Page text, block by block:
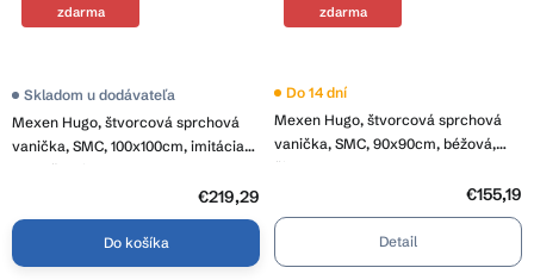
zdarma
Mexen Hugo, štvorcová sprchová
vanička, SMC, 100x100cm, imitácia
kameňa-biela, 42151010
Skladom u dodávateľa
€219,29
Do košíka
zdarma
Mexen Hugo, štvorcová sprchová
vanička, SMC, 90x90cm, béžová,
čierna krytka, 42699090-B
Do 14 dní
€155,19
Detail